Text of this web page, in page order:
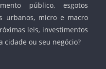
público, esgotos
urbanos, micro e macro
leis, investimentos
cidade ou seu negócio?